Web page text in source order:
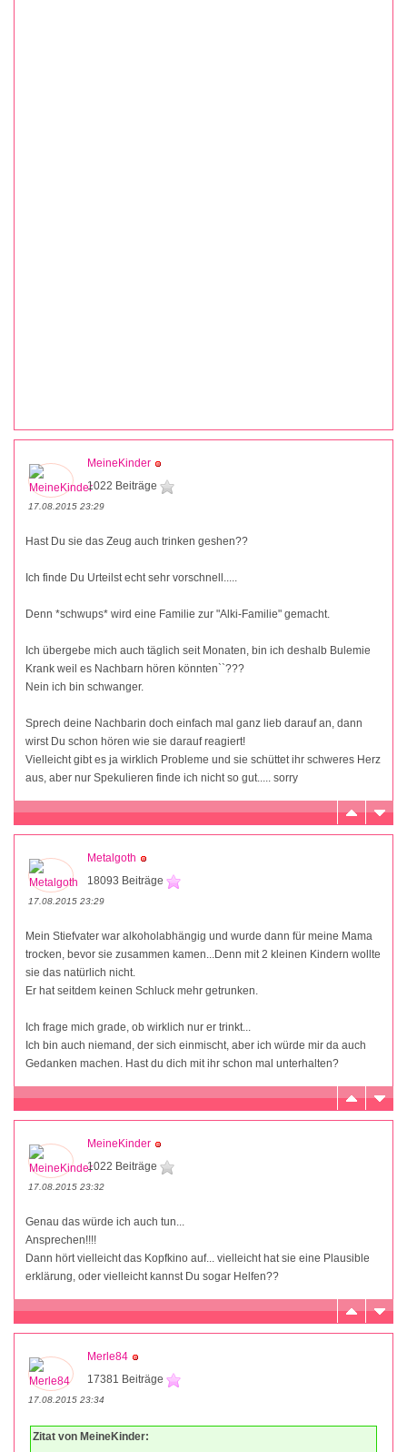
MeineKinder
1022 Beiträge
17.08.2015 23:29
Hast Du sie das Zeug auch trinken geshen??
Ich finde Du Urteilst echt sehr vorschnell.....
Denn *schwups* wird eine Familie zur "Alki-Familie" gemacht.
Ich übergebe mich auch täglich seit Monaten, bin ich deshalb Bulemie
Krank weil es Nachbarn hören könnten``???
Nein ich bin schwanger.
Sprech deine Nachbarin doch einfach mal ganz lieb darauf an, dann
wirst Du schon hören wie sie darauf reagiert!
Vielleicht gibt es ja wirklich Probleme und sie schüttet ihr schweres Herz
aus, aber nur Spekulieren finde ich nicht so gut..... sorry
Metalgoth
18093 Beiträge
17.08.2015 23:29
Mein Stiefvater war alkoholabhängig und wurde dann für meine Mama
trocken, bevor sie zusammen kamen...Denn mit 2 kleinen Kindern wollte
sie das natürlich nicht.
Er hat seitdem keinen Schluck mehr getrunken.
Ich frage mich grade, ob wirklich nur er trinkt...
Ich bin auch niemand, der sich einmischt, aber ich würde mir da auch
Gedanken machen. Hast du dich mit ihr schon mal unterhalten?
MeineKinder
1022 Beiträge
17.08.2015 23:32
Genau das würde ich auch tun...
Ansprechen!!!!
Dann hört vielleicht das Kopfkino auf... vielleicht hat sie eine Plausible
erklärung, oder vielleicht kannst Du sogar Helfen??
Merle84
17381 Beiträge
17.08.2015 23:34
Zitat von MeineKinder: